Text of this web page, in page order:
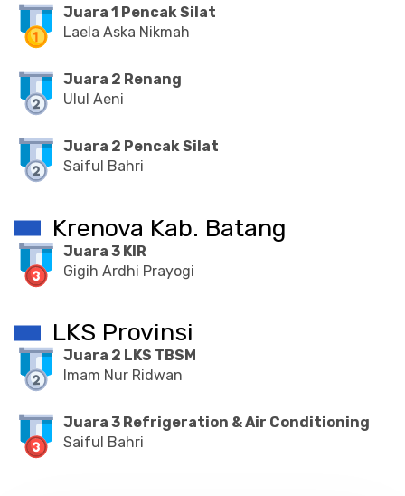
Juara 1 Pencak Silat
Laela Aska Nikmah
Juara 2 Renang
Ulul Aeni
Juara 2 Pencak Silat
Saiful Bahri
Krenova Kab. Batang
Juara 3 KIR
Gigih Ardhi Prayogi
LKS Provinsi
Juara 2 LKS TBSM
Imam Nur Ridwan
Juara 3 Refrigeration & Air Conditioning
Saiful Bahri